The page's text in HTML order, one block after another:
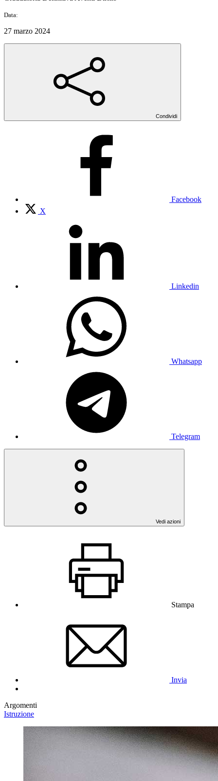
Data:
27 marzo 2024
Condividi
Facebook
X
Linkedin
Whatsapp
Telegram
Vedi azioni
Stampa
Invia
Argomenti
Istruzione